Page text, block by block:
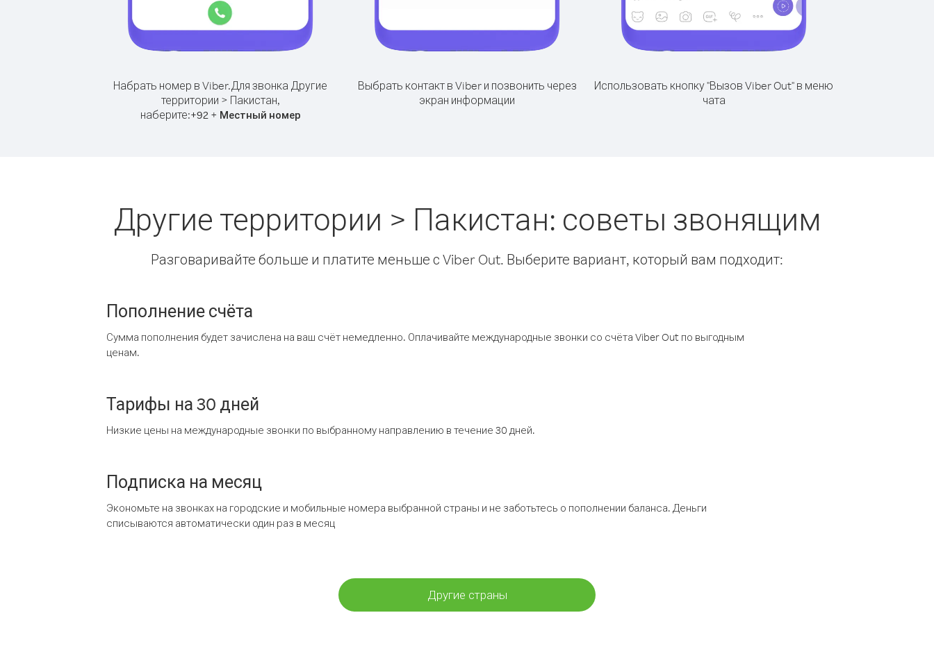
Набрать номер в Viber.Для звонка Другие
территории > Пакистан,
наберите:+92+ Местный номер
Выбрать контакт в Viber и позвонить через
экран информации
Использовать кнопку "Вызов Viber Out" в меню
чата
Другие территории > Пакистан: советы звонящим
Разговаривайте больше и платите меньше с Viber Out. Выберите вариант, который вам подходит:
Пополнение счёта
Сумма пополнения будет зачислена на ваш счёт немедленно. Оплачивайте международные звонки со счёта Viber Out по выгодным
ценам.
Тарифы на 30 дней
Низкие цены на международные звонки по выбранному направлению в течение 30 дней.
Подписка на месяц
Экономьте на звонках на городские и мобильные номера выбранной страны и не заботьтесь о пополнении баланса. Деньги
списываются автоматически один раз в месяц
Другие страны